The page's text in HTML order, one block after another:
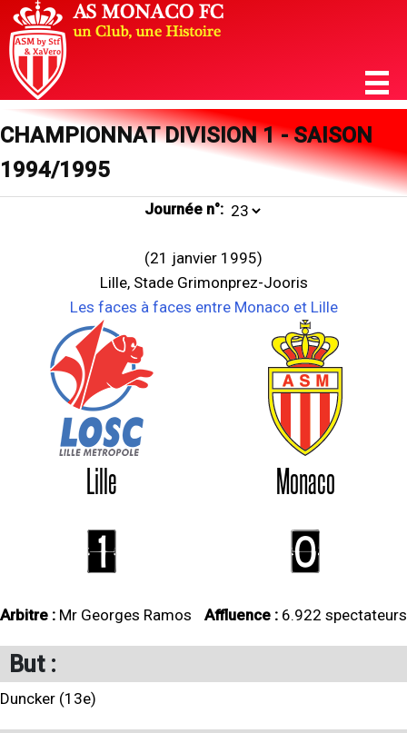
CHAMPIONNAT DIVISION 1 - SAISON
1994/1995
Journée n°:
(21 janvier 1995)
Lille, Stade Grimonprez-Jooris
Les faces à faces entre Monaco et Lille
Lille Monaco
1 0
Arbitre : Mr Georges Ramos Affluence : 6.922 spectateurs
But :
Duncker (13e)